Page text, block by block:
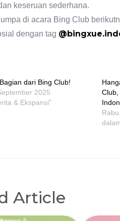
keseruan sederhana.
di acara Bing Club
dengan tag
dari Bing Club!
2025
& Ekspansi"
Article